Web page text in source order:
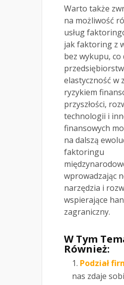
Warto także
na możliwość
usług
jak faktoring z
bez wykupu, co
elastyczność w
ryzykiem
przyszłości,
technologii i
finansowych
na dalszą
faktoringu
wprowadzając
narzędzia i
wspierające
zagraniczny.
W Tym
Również:
Podział
nas zdaje